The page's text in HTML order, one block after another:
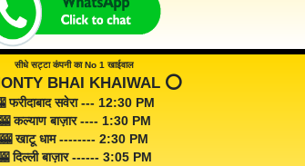
सीधे सट्टा कंपनी का No 1 खाईवाल
BHAI KHAIWAL ⭕️
फरीदाबाद सवेरा --- 12:30 PM
कल्याण बाज़ार ---- 1:30 PM
🎰 खाटू धाम -------- 2:30 PM
दिल्ली बाज़ार ------ 3:05 PM